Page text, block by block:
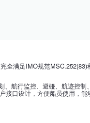
全满足IMO规范MSC.252(83)
、航行监控、避碰、航迹控制
接口设计，方便船员使用，能